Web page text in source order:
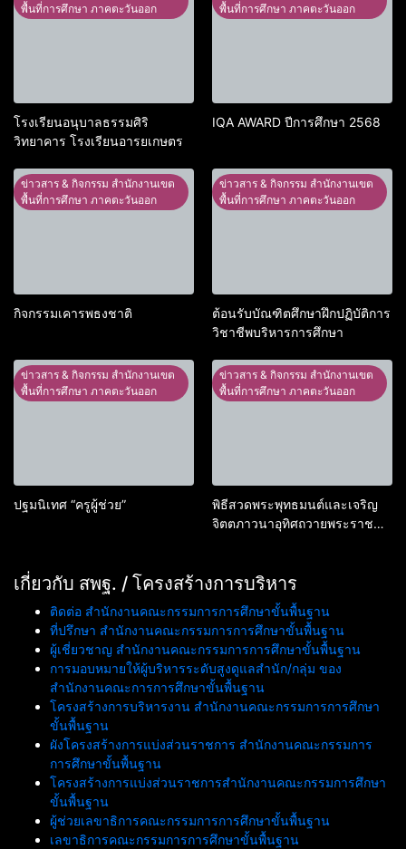
พื้นที่การศึกษา ภาคตะวันออก
โรงเรียนอนุบาลธรรมศิริ
วิทยาคาร โรงเรียนอารยเกษตร
พื้นที่การศึกษา ภาคตะวันออก
IQA AWARD ปีการศึกษา 2568
ข่าวสาร & กิจกรรม สำนักงานเขต
พื้นที่การศึกษา ภาคตะวันออก
กิจกรรมเคารพธงชาติ
ข่าวสาร & กิจกรรม สำนักงานเขต
พื้นที่การศึกษา ภาคตะวันออก
ต้อนรับบัณฑิตศึกษาฝึกปฏิบัติการ
วิชาชีพบริหารการศึกษา
ข่าวสาร & กิจกรรม สำนักงานเขต
พื้นที่การศึกษา ภาคตะวันออก
ปฐมนิเทศ “ครูผู้ช่วย”
ข่าวสาร & กิจกรรม สำนักงานเขต
พื้นที่การศึกษา ภาคตะวันออก
พิธีสวดพระพุทธมนต์และเจริญ
จิตตภาวนาอุทิศถวายพระราช
ชนนีพันปีหลวง และอุทิศถวาย
พระกุศลแด่สมเด็จพระเจ้าลูกเธอ
เจ้าฟ้าพัชรกิติยาภา นเรนทิรา
เทพยวดี กรมหลวงราชสาริณีสิริ
พัชร มหาวัชรราชธิดา
เกี่ยวกับ สพฐ. / โครงสร้างการบริหาร
ติดต่อ สำนักงานคณะกรรมการการศึกษาขั้นพื้นฐาน
ที่ปรึกษา สำนักงานคณะกรรมการการศึกษาขั้นพื้นฐาน
ผู้เชี่ยวชาญ สำนักงานคณะกรรมการการศึกษาขั้นพื้นฐาน
การมอบหมายให้ผู้บริหารระดับสูงดูแลสำนัก/กลุ่ม ของ
สำนักงานคณะการการศึกษาขั้นพื้นฐาน
โครงสร้างการบริหารงาน สำนักงานคณะกรรมการการศึกษา
ขั้นพื้นฐาน
ผังโครงสร้างการแบ่งส่วนราชการ สำนักงานคณะกรรมการ
การศึกษาขั้นพื้นฐาน
โครงสร้างการแบ่งส่วนราชการสำนักงานคณะกรรมการศึกษา
ขั้นพื้นฐาน
ผู้ช่วยเลขาธิการคณะกรรมการการศึกษาขั้นพื้นฐาน
เลขาธิการคณะกรรมการการศึกษาขั้นพื้นฐาน